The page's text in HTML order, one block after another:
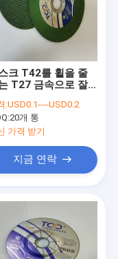
크 T42를 휠을 줄
T27 금속으로 잘
기 쉬운 4 인치당
:USD0.1----USD0.2
20개 통
가격 받기
지금 연락